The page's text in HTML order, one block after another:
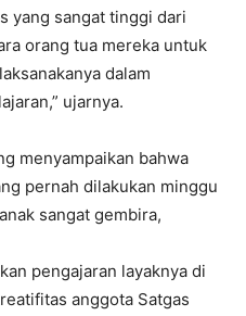
yang sangat tinggi dari
orang tua mereka untuk
dalam
ujarnya.
menyampaikan bahwa
pernah dilakukan minggu
sangat gembira,
pengajaran layaknya di
anggota Satgas